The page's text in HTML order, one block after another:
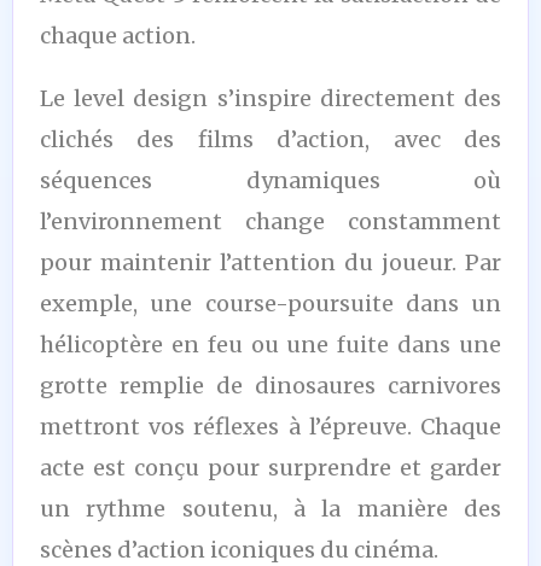
chaque action.
Le level design s’inspire directement des
clichés des films d’action, avec des
séquences dynamiques où
l’environnement change constamment
pour maintenir l’attention du joueur. Par
exemple, une course-poursuite dans un
hélicoptère en feu ou une fuite dans une
grotte remplie de dinosaures carnivores
mettront vos réflexes à l’épreuve. Chaque
acte est conçu pour surprendre et garder
un rythme soutenu, à la manière des
scènes d’action iconiques du cinéma.